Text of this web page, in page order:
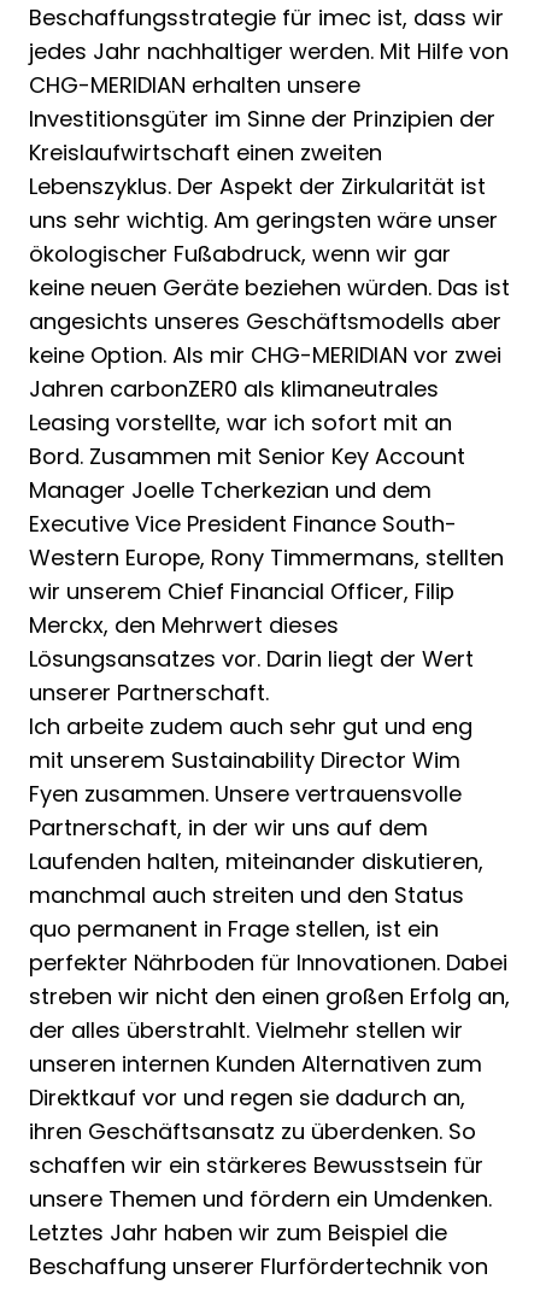
Beschaffungsstrategie für imec ist, dass wir
jedes Jahr nachhaltiger werden. Mit Hilfe von
CHG-MERIDIAN erhalten unsere
Investitionsgüter im Sinne der Prinzipien der
Kreislaufwirtschaft einen zweiten
Lebenszyklus. Der Aspekt der Zirkularität ist
uns sehr wichtig. Am geringsten wäre unser
ökologischer Fußabdruck, wenn wir gar
keine neuen Geräte beziehen würden. Das ist
angesichts unseres Geschäftsmodells aber
keine Option. Als mir CHG-MERIDIAN vor zwei
Jahren carbonZER0 als klimaneutrales
Leasing vorstellte, war ich sofort mit an
Bord. Zusammen mit Senior Key Account
Manager Joelle Tcherkezian und dem
Executive Vice President Finance South-
Western Europe, Rony Timmermans, stellten
wir unserem Chief Financial Officer, Filip
Merckx, den Mehrwert dieses
Lösungsansatzes vor. Darin liegt der Wert
unserer Partnerschaft.
Ich arbeite zudem auch sehr gut und eng
mit unserem Sustainability Director Wim
Fyen zusammen. Unsere vertrauensvolle
Partnerschaft, in der wir uns auf dem
Laufenden halten, miteinander diskutieren,
manchmal auch streiten und den Status
quo permanent in Frage stellen, ist ein
perfekter Nährboden für Innovationen. Dabei
streben wir nicht den einen großen Erfolg an,
der alles überstrahlt. Vielmehr stellen wir
unseren internen Kunden Alternativen zum
Direktkauf vor und regen sie dadurch an,
ihren Geschäftsansatz zu überdenken. So
schaffen wir ein stärkeres Bewusstsein für
unsere Themen und fördern ein Umdenken.
Letztes Jahr haben wir zum Beispiel die
Beschaffung unserer Flurfördertechnik von